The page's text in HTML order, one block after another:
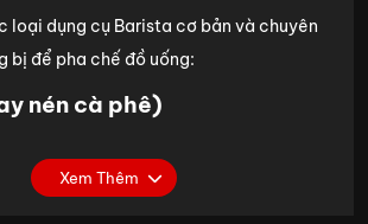
loại dụng cụ Barista cơ bản và chuyên
bị để pha chế đồ uống:
nén cà phê)
máy pha cà phê. Nén đều và chặt
Xem Thêm